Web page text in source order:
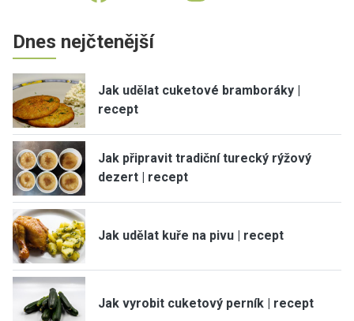
Dnes nejčtenější
Jak udělat cuketové bramboráky |
recept
Jak připravit tradiční turecký rýžový
dezert | recept
Jak udělat kuře na pivu | recept
Jak vyrobit cuketový perník | recept